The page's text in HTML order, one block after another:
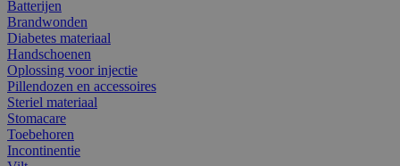
Batterijen
Brandwonden
Diabetes materiaal
Handschoenen
Oplossing voor injectie
Pillendozen en accessoires
Steriel materiaal
Stomacare
Toebehoren
Incontinentie